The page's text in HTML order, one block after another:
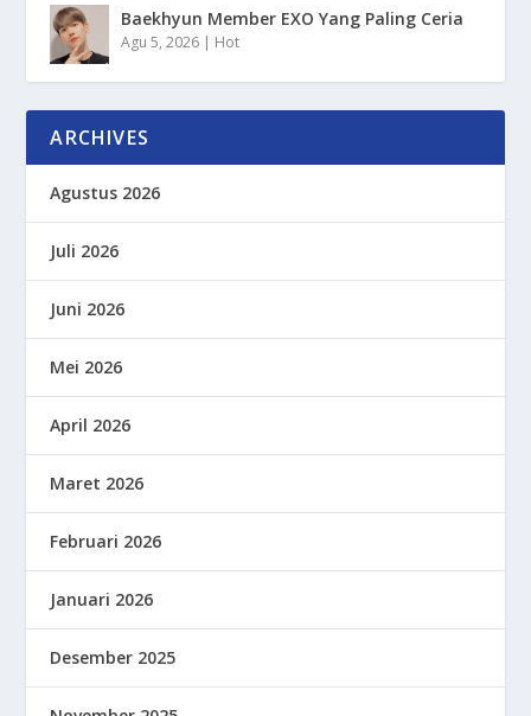
Baekhyun Member EXO Yang Paling Ceria
Agu 5, 2026 | Hot
ARCHIVES
Agustus 2026
Juli 2026
Juni 2026
Mei 2026
April 2026
Maret 2026
Februari 2026
Januari 2026
Desember 2025